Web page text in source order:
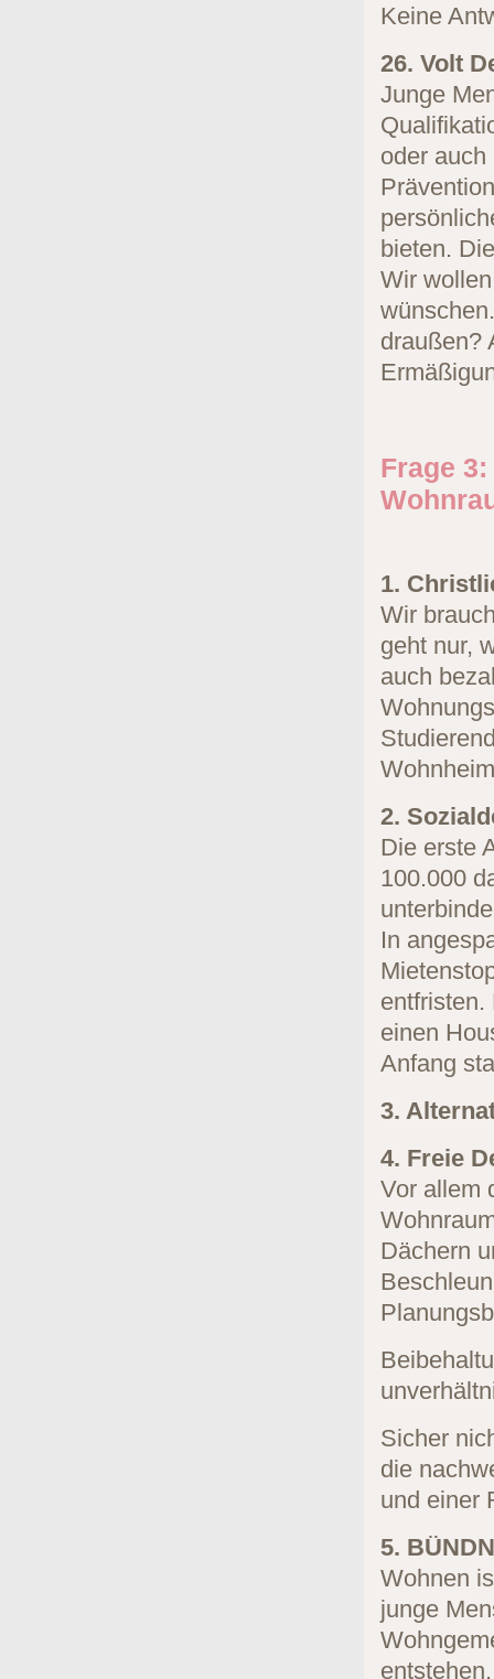
Keine
26. Volt
Junge
oder
bieten.
Wir
draußen?
Frage
1.
Wir
geht nur,
auch
2.
Die erste
100.000
In
entfristen.
einen
Anfang
3.
4. Freie
Vor allem
Dächern
Sicher
die
und einer
5.
Wohnen
junge